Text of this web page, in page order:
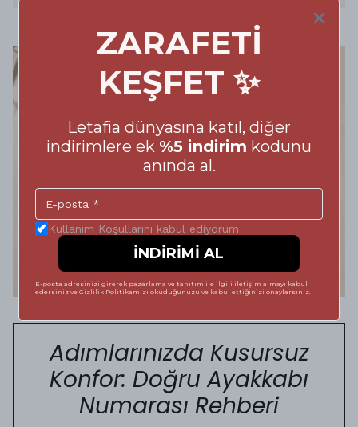
Adımlarınızda Kusursuz
Konfor: Doğru Ayakkabı
Numarası Rehberi
ZARAFETİ
KEŞFET ✨
Letafia dünyasına katıl, diğer
indirimlere ek %5 indirim kodunu
anında al.
Kullanım Koşullarını kabul ediyorum
İNDİRİMİ AL
E-posta adresinizi girerek pazarlama ve tanıtım ile ilgili iletişim almayı kabul
edersiniz ve Gizlilik Politikamızı okuduğunuzu ve kabul ettiğinizi onaylarsınız.